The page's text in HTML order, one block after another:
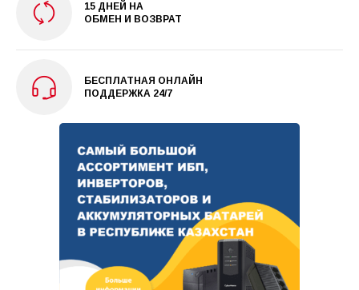
15 ДНЕЙ НА
ОБМЕН И ВОЗВРАТ
БЕСПЛАТНАЯ ОНЛАЙН
ПОДДЕРЖКА 24/7